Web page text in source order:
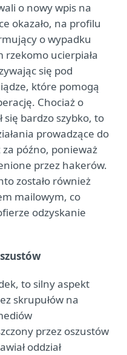
o nowy wpis na
okazało, na profilu
o wypadku
ucierpiała
się pod
które pomogą
Chociaż o
się bardzo szybko, to
prowadzące do
późno, ponieważ
przez hakerów.
zostało również
mailowym, co
odzyskanie
to silny aspekt
skrupułów na
przez oszustów
oddział